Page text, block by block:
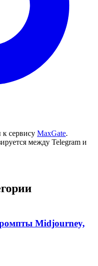
сервису MaxGate.
между Telegram и
Midjourney,